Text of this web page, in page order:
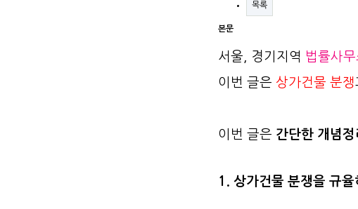
목록
본문
서울, 경기지역 법률사
이번 글은 상가건물 분쟁
이번 글은 간단한 개념정
1. 상가건물 분쟁을 규율